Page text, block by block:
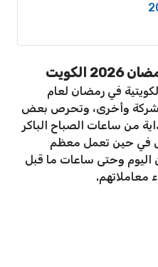
الكويت
في رمضان لعام
1447هـ بين شركة وأخرى، وتحرص بعض
من ساعات الصباح الباكر
في حين تعمل معظم
وحتى ساعات ما قبل
معاملاتهم.